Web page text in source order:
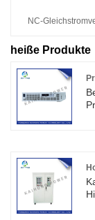
NC-
heiße Produkte